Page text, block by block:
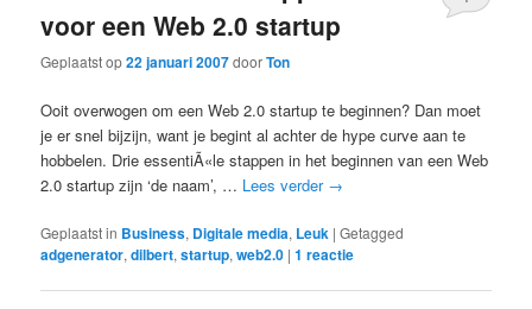
voor een Web 2.0 startup
Geplaatst op22 januari 2007doorTon
Ooit overwogen om een Web 2.0 startup te beginnen? Dan moet
je er snel bijzijn, want je begint al achter de hype curve aan te
hobbelen. Drie essentiÃ«le stappen in het beginnen van een Web
2.0 startup zijn ‘de naam’, … Lees verder →
Geplaatst in Business, Digitale media, Leuk |Getagged
adgenerator,dilbert,startup,web2.0 |1 reactie